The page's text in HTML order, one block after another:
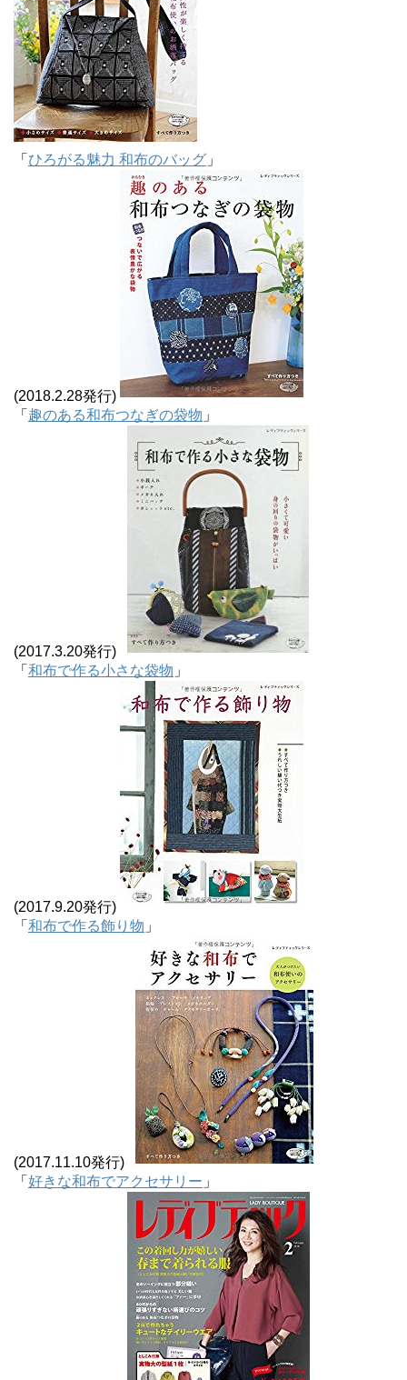
「 ひろがる魅力 和布のバッグ 」
(2018.2.28発行)
「 趣のある和布つなぎの袋物 」
(2017.3.20発行)
「 和布で作る小さな袋物 」
(2017.9.20発行)
「 和布で作る飾り物 」
(2017.11.10発行)
「 好きな和布でアクセサリー 」